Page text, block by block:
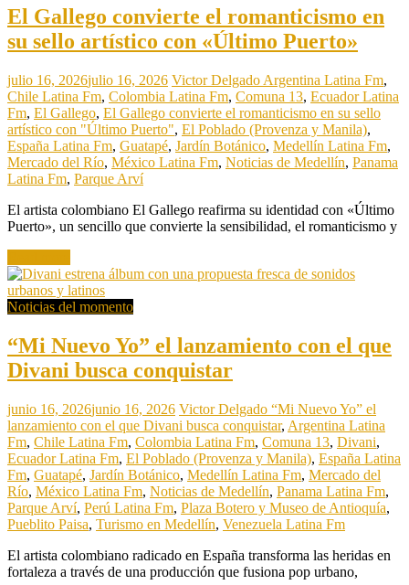
El Gallego convierte el romanticismo en
su sello artístico con «Último Puerto»
julio 16, 2026julio 16, 2026 Victor Delgado Argentina Latina Fm,
Chile Latina Fm, Colombia Latina Fm, Comuna 13, Ecuador Latina
Fm, El Gallego, El Gallego convierte el romanticismo en su sello
artístico con "Último Puerto", El Poblado (Provenza y Manila),
España Latina Fm, Guatapé, Jardín Botánico, Medellín Latina Fm,
Mercado del Río, México Latina Fm, Noticias de Medellín, Panama
Latina Fm, Parque Arví
El artista colombiano El Gallego reafirma su identidad con «Último
Puerto», un sencillo que convierte la sensibilidad, el romanticismo y
Noticias del momento
“Mi Nuevo Yo” el lanzamiento con el que
Divani busca conquistar
junio 16, 2026junio 16, 2026 Victor Delgado “Mi Nuevo Yo” el
lanzamiento con el que Divani busca conquistar, Argentina Latina
Fm, Chile Latina Fm, Colombia Latina Fm, Comuna 13, Divani,
Ecuador Latina Fm, El Poblado (Provenza y Manila), España Latina
Fm, Guatapé, Jardín Botánico, Medellín Latina Fm, Mercado del
Río, México Latina Fm, Noticias de Medellín, Panama Latina Fm,
Parque Arví, Perú Latina Fm, Plaza Botero y Museo de Antioquía,
Pueblito Paisa, Turismo en Medellín, Venezuela Latina Fm
El artista colombiano radicado en España transforma las heridas en
fortaleza a través de una producción que fusiona pop urbano,